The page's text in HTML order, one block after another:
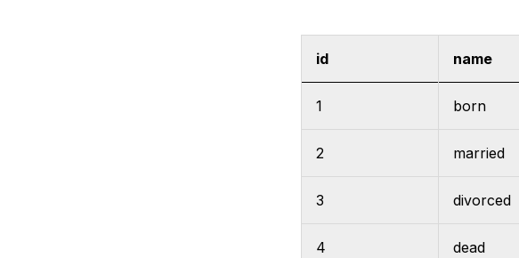
id name
1 born
2 married
3 divorced
4 dead